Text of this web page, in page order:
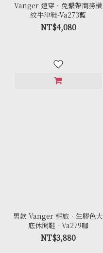
Vanger 速穿．免繫帶商務橫
紋牛津鞋-Va273藍
NT$4,080
男款 Vanger 輕旅．生膠色大
底休閒鞋 - Va279咖
NT$3,880